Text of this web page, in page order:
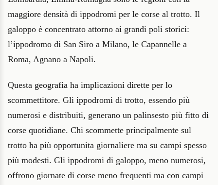
maggiore densità di ippodromi per le corse al trotto. Il
galoppo è concentrato attorno ai grandi poli storici:
l’ippodromo di San Siro a Milano, le Capannelle a
Roma, Agnano a Napoli.
Questa geografia ha implicazioni dirette per lo
scommettitore. Gli ippodromi di trotto, essendo più
numerosi e distribuiti, generano un palinsesto più fitto di
corse quotidiane. Chi scommette principalmente sul
trotto ha più opportunita giornaliere ma su campi spesso
più modesti. Gli ippodromi di galoppo, meno numerosi,
offrono giornate di corse meno frequenti ma con campi